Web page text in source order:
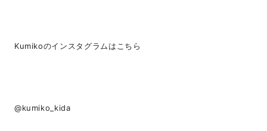
Kumikoのインスタグラムはこちら
@kumiko_kida